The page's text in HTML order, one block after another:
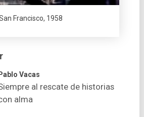
Francisco, 1958
Pablo Vacas
al rescate de historias
alma